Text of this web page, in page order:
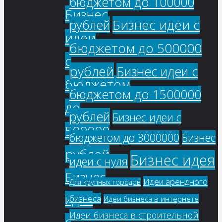
Бизнес
идеи
с
бюджетом
до
500000
рублей
Бизнес
идеи
рублей Бизнес идеи с
бюджетом до 500000
рублей Бизнес идеи с
бюджетом до 1500000
рублей Бизнес идеи с
бюджетом до 3000000 Бизнес
идеи с нуля Бизнес идея
Для крупных городов Идеи арендного
бизнеса Идеи бизнеса в интернете
Идеи бизнеса в строительной